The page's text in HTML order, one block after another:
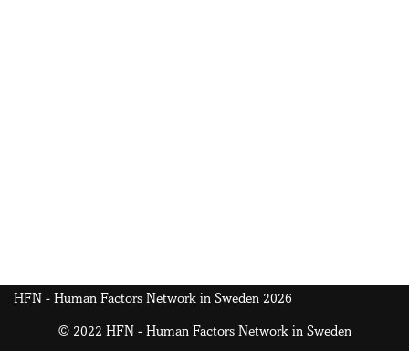
HFN - Human Factors Network in Sweden 2026
© 2022 HFN - Human Factors Network in Sweden